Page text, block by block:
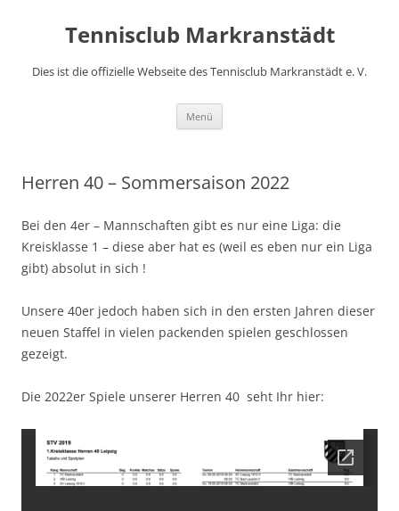
springenTennisclub Markranstädt
Dies ist die offizielle Webseite des Tennisclub Markranstädt e. V.
Menü
Herren 40 – Sommersaison 2022
Bei den 4er – Mannschaften gibt es nur eine Liga: die
Kreisklasse 1 – diese aber hat es (weil es eben nur ein Liga
gibt) absolut in sich !
Unsere 40er jedoch haben sich in den ersten Jahren dieser
neuen Staffel in vielen packenden spielen geschlossen
gezeigt.
Die 2022er Spiele unserer Herren 40 seht Ihr hier: